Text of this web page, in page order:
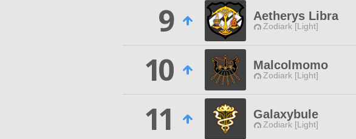
9
Aetherys Libra
Zodiark [Light]
10
Malcolmomo
Zodiark [Light]
11
Galaxybule
Zodiark [Light]